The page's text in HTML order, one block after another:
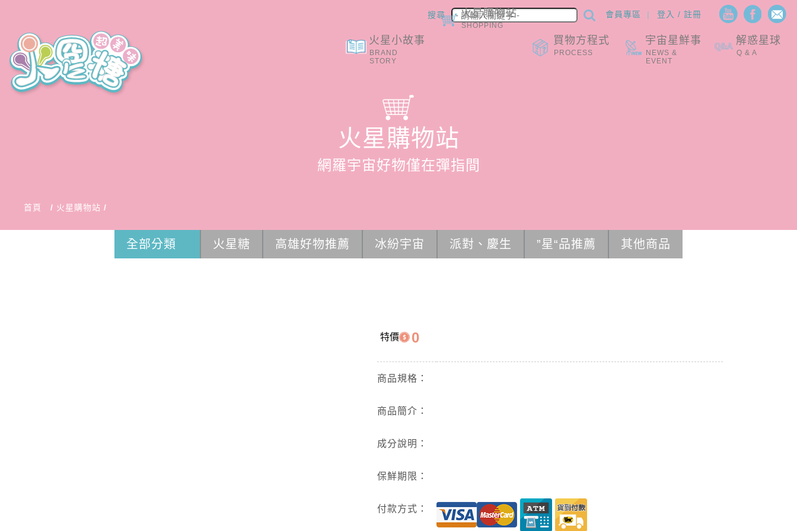
會員專區 登入 / 註冊
搜尋
解惑星球
Q & A
宇宙星鮮事
NEWS &
EVENT
買物方程式
PROCESS
火星小故事
BRAND
STORY
火星購物站
網羅宇宙好物僅在彈指間
首頁 火星購物站
全部分類 火星糖 高雄好物推薦 冰紛宇宙 派對、慶生 ”星“品推薦 其他商品
特價 0
商品規格：
商品簡介：
成分說明：
保鮮期限：
付款方式：